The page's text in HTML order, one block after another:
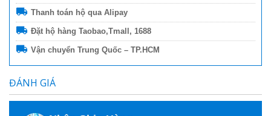
Thanh toán hộ qua Alipay
Đặt hộ hàng Taobao,Tmall, 1688
Vận chuyển Trung Quốc – TP.HCM
ĐÁNH GIÁ